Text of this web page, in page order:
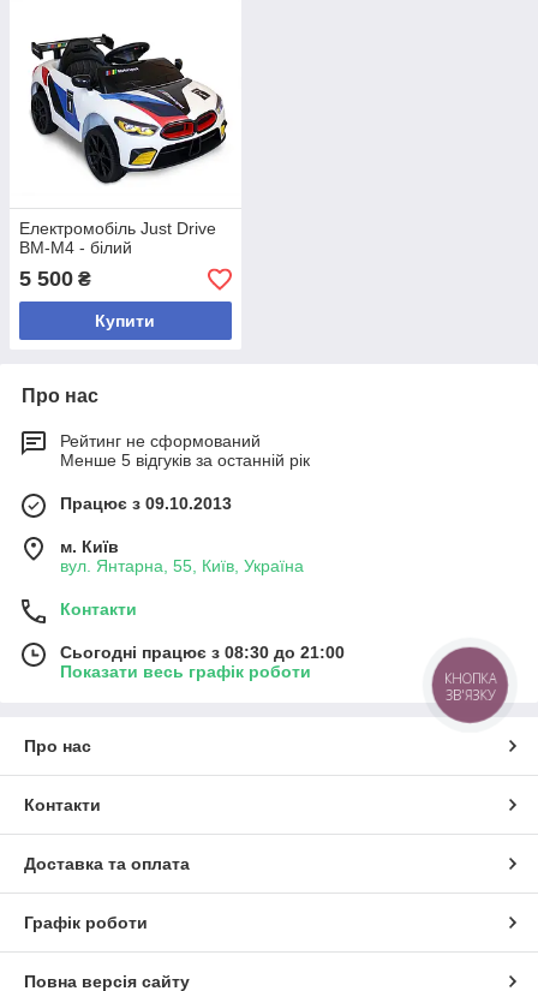
Електромобіль Just Drive
BM-M4 - білий
5 500 ₴
Купити
Про нас
Рейтинг не сформований
Менше 5 відгуків за останній рік
Працює з 09.10.2013
м. Київ
вул. Янтарна, 55, Київ, Україна
Контакти
Сьогодні працює з 08:30 до 21:00
Показати весь графік роботи
Про нас
Контакти
Доставка та оплата
Графік роботи
Повна версія сайту
КНОПКА
ЗВ'ЯЗКУ